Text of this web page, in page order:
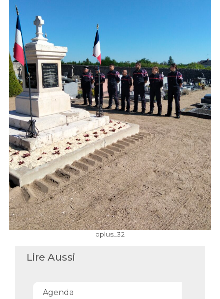
oplus_32
Lire Aussi
Agenda